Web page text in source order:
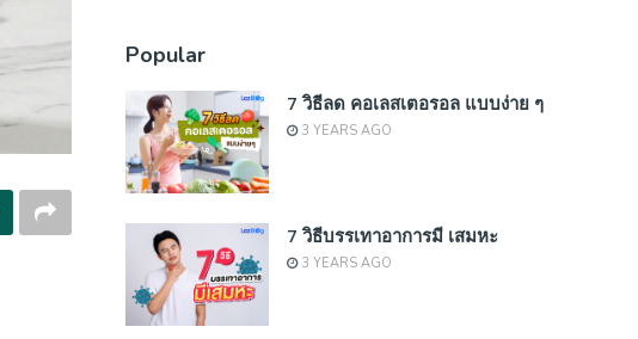
Popular
7 วิธีลด คอเลสเตอรอล แบบง่าย ๆ
3 YEARS AGO
7 วิธีบรรเทาอาการมี เสมหะ
3 YEARS AGO